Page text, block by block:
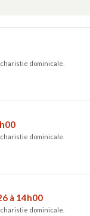
dominicale.
dominicale.
à 14h00
dominicale.